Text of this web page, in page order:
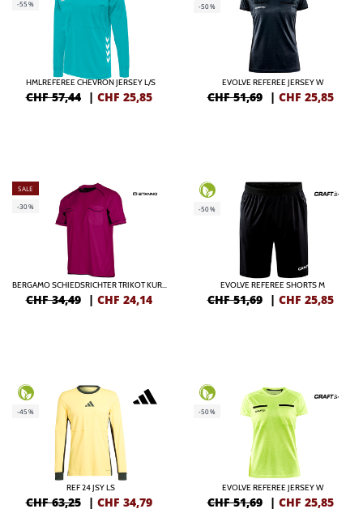
-55%
HMLREFEREE CHEVRON JERSEY L/S
CHF 57,44 | CHF 25,85
-50%
EVOLVE REFEREE JERSEY W
CHF 51,69 | CHF 25,85
SALE
-30%
BERGAMO SCHIEDSRICHTER TRIKOT KURZARM
CHF 34,49 | CHF 24,14
-50%
EVOLVE REFEREE SHORTS M
CHF 51,69 | CHF 25,85
-45%
REF 24 JSY LS
CHF 63,25 | CHF 34,79
-50%
EVOLVE REFEREE JERSEY W
CHF 51,69 | CHF 25,85